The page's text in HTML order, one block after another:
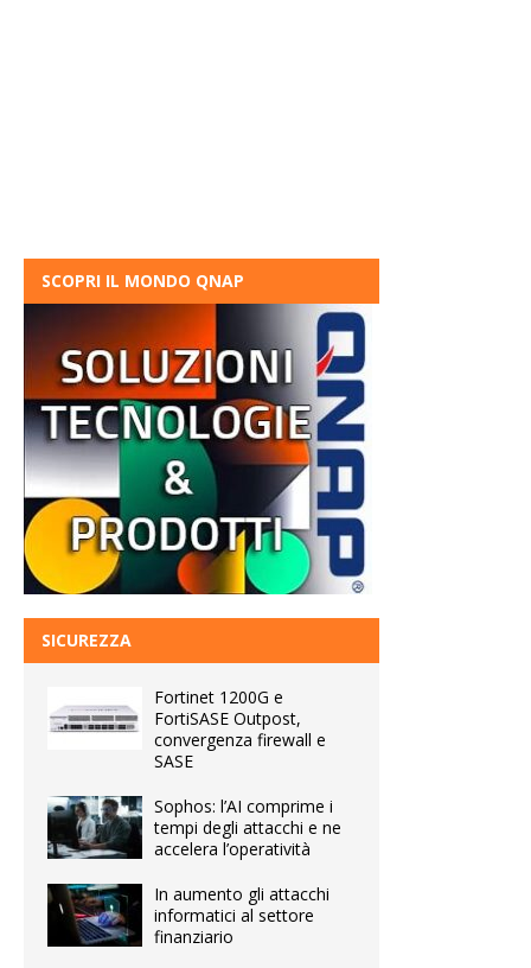
SCOPRI IL MONDO QNAP
SICUREZZA
Fortinet 1200G e
FortiSASE Outpost,
convergenza firewall e
SASE
Sophos: l’AI comprime i
tempi degli attacchi e ne
accelera l’operatività
In aumento gli attacchi
informatici al settore
finanziario